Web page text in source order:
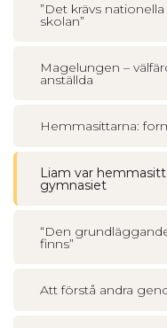
”Det krävs
skolan”
Magelungen –
anställda
Hemmasittarna:
Liam var
gymnasiet
“Den
finns”
Att förstå andra